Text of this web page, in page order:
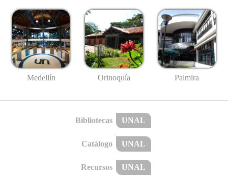
Medellín Orinoquía Palmira
Bibliotecas UNAL
Catálogo UNAL
Recursos UNAL